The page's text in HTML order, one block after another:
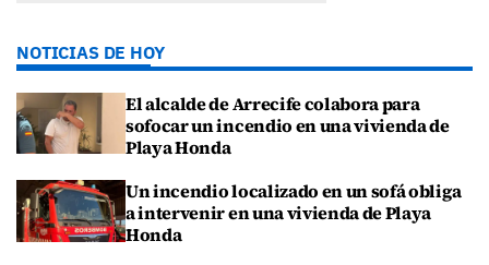
NOTICIAS DE HOY
El alcalde de Arrecife colabora para
sofocar un incendio en una vivienda de
Playa Honda
Un incendio localizado en un sofá obliga
a intervenir en una vivienda de Playa
Honda